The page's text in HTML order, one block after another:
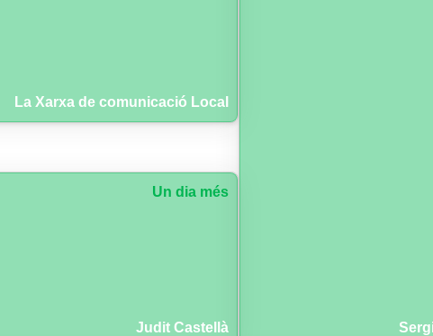
La Xarxa de comunicació Local
Un dia més
Judit Castellà